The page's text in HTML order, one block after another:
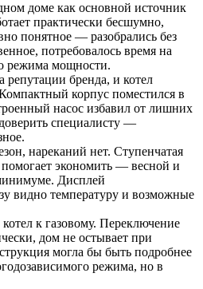
доме как основной источник
практически бесшумно,
понятное — разобрались без
потребовалось время на
режима мощности.
репутации бренда, и котел
корпус поместился в
насос избавил от лишних
специалисту —
нареканий нет. Ступенчатая
помогает экономить — весной и
Дисплей
видно температуру и возможные
к газовому. Переключение
дом не остывает при
могла бы быть подробнее
режима, но в